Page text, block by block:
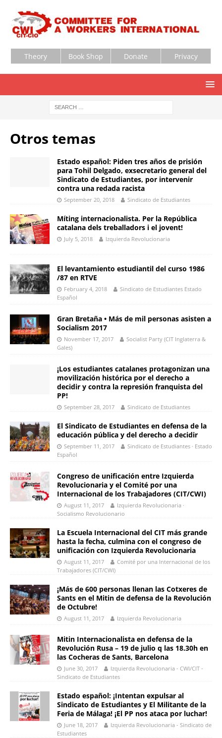
Theory Book Shop Donate Privacy
Otros temas
Estado español: Piden tres años de prisión
para Tohil Delgado, exsecretario general del
Sindicato de Estudiantes, por intervenir
contra una redada racista
September 20, 2018 Sindicato de Estudiantes
Míting internacionalista. Per la República
catalana dels treballadors i el jovent!
July 5, 2018 Izquierda Revolucionaria
El levantamiento estudiantil del curso 1986
/87 en RTVE
February 4, 2018
Sindicato de Estudiantes Estado
Español
Gran Bretaña • Más de mil personas asisten a
Socialism 2017
November 17, 2017
Socialist Party (CIT Inglaterra &
Gales)
¡Los estudiantes catalanes protagonizan una
movilización histórica por el derecho a
decidir y contra la represión franquista del
PP!
September 28, 2017 Sindicato de Estudiantes
El Sindicato de Estudiantes en defensa de la
educación pública y del derecho a decidir
September 11, 2017
Sindicato de Estudiantes · Estado
Español
Congreso de unificación entre Izquierda
Revolucionaria y el Comité por una
Internacional de los Trabajadores (CIT/CWI)
August 11, 2017
Izquierda Revolucionaria ·
Socialismo Revolucionario
La Escuela Internacional del CIT más grande
hasta la fecha, culmina con el congreso de
unificación con Izquierda Revolucionaria
August 11, 2017
Comité por una Internacional de los
Trabajadores (CIT/CWI)
¡Más de 600 personas llenan las Cotxeres de
Sants en el Mitin de defensa de la Revolución
de Octubre!
August 11, 2017 Izquierda Revolucionaria
Mitin Internacionalista en defensa de la
Revolución Rusa – 19 de julio q las 18.30h en
las Cocheras de Sants, Barcelona
June 30, 2017
Izquierda Revolucionaria - CWI/CIT -
Sindicato de Estudiantes
Estado español: ¡Intentan expulsar al
Sindicato de Estudiantes y El Militante de la
Feria de Málaga! ¡El PP nos ataca por luchar!
June 18, 2017
Izquierda Revolucionaria - Sindicato de
Estudiantes